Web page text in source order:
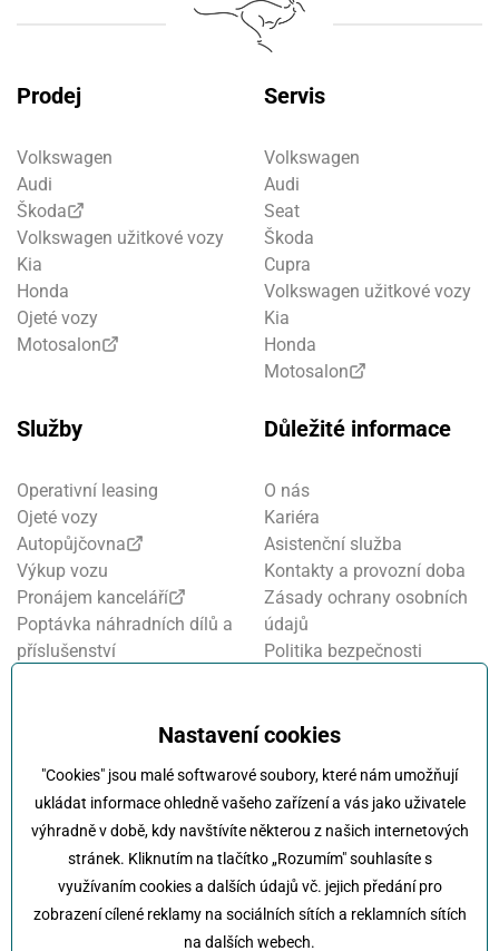
Nastavení cookies
"Cookies" jsou malé softwarové soubory, které nám umožňují
ukládat informace ohledně vašeho zařízení a vás jako uživatele
výhradně v době, kdy navštívíte některou z našich internetových
stránek. Kliknutím na tlačítko „Rozumím" souhlasíte s
využívaním cookies a dalších údajů vč. jejich předání pro
zobrazení cílené reklamy na sociálních sítích a reklamních sítích
na dalších webech.
Prodej
Volkswagen
Audi
Škoda
Volkswagen užitkové vozy
Kia
Honda
Ojeté vozy
Motosalon
Servis
Volkswagen
Audi
Seat
Škoda
Cupra
Volkswagen užitkové vozy
Kia
Honda
Motosalon
Služby
Operativní leasing
Ojeté vozy
Autopůjčovna
Výkup vozu
Pronájem kanceláří
Poptávka náhradních dílů a
příslušenství
Důležité informace
O nás
Kariéra
Asistenční služba
Kontakty a provozní doba
Zásady ochrany osobních
údajů
Politika bezpečnosti
Oznamovací systém
Kola Klokočka - ukončení
provozu
Klokočka - Na každé cestě s vámi